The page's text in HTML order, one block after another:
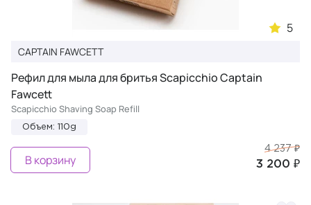
5
CAPTAIN FAWCETT
Рефил для мыла для бритья Scapicchio Captain
Fawcett
Scapicchio Shaving Soap Refill
Объем: 110g
4 237 ₽
3 200 ₽
В корзину